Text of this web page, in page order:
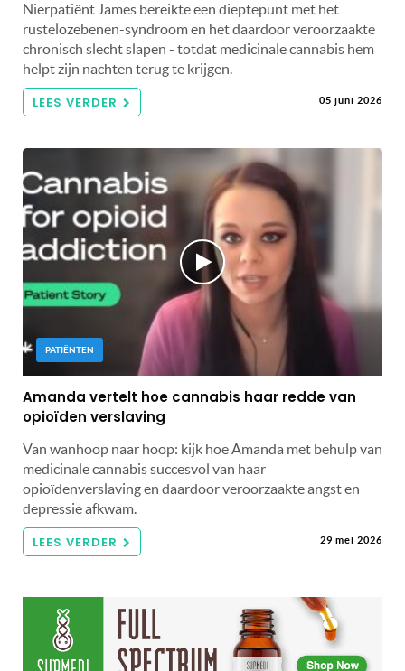
Nierpatiënt James bereikte een dieptepunt met het
rustelozebenen-syndroom en het daardoor veroorzaakte
chronisch slecht slapen - totdat medicinale cannabis hem
helpt zijn nachten terug te krijgen.
LEES VERDER 05 juni 2026
PATIËNTEN
Amanda vertelt hoe cannabis haar redde van
opioïden verslaving
Van wanhoop naar hoop: kijk hoe Amanda met behulp van
medicinale cannabis succesvol van haar
opioïdenverslaving en daardoor veroorzaakte angst en
depressie afkwam.
LEES VERDER 29 mei 2026